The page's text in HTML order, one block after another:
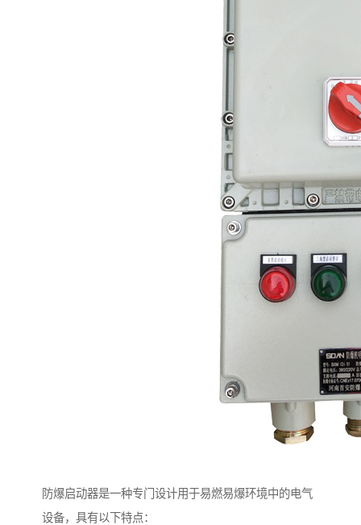
防爆启动器是一种专门设计用于易燃易爆环境中的电气
设备，具有以下特点：